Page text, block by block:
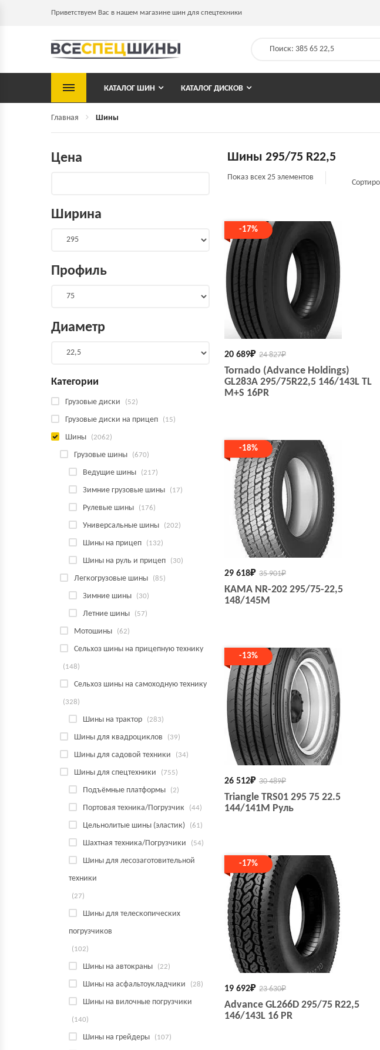
Приветствуем Вас в нашем магазине шин для спецтехники
КАТАЛОГ ШИН КАТАЛОГ ДИСКОВ
Главная Шины
Шины 295/75 R22,5
Показ всех 25 элементов
-17%
24 827₽
20 689₽
Tornado (Advance Holdings)
GL283A 295/75R22,5 146/143L TL
M+S 16PR
-18%
35 901₽
29 618₽
КАМА NR-202 295/75-22,5
148/145M
-13%
30 489₽
26 512₽
Triangle TRS01 295 75 22.5
144/141M Руль
-17%
23 630₽
19 692₽
Advance GL266D 295/75 R22,5
146/143L 16 PR
Цена
Ширина
Профиль
Диаметр
Категории
Грузовые диски (52)
Грузовые диски на прицеп (15)
Шины (2062)
Грузовые шины (670)
Ведущие шины (217)
Зимние грузовые шины (17)
Рулевые шины (176)
Универсальные шины (202)
Шины на прицеп (132)
Шины на руль и прицеп (30)
Легкогрузовые шины (85)
Зимние шины (30)
Летние шины (57)
Мотошины (62)
Сельхоз шины на прицепную технику
(148)
Сельхоз шины на самоходную технику
(328)
Шины на трактор (283)
Шины для квадроциклов (39)
Шины для садовой техники (34)
Шины для спецтехники (755)
Подъёмные платформы (2)
Портовая техника/Погрузчик (44)
Цельнолитые шины (эластик) (61)
Шахтная техника/Погрузчики (54)
Шины для лесозаготовительной
техники
(27)
Шины для телескопических
погрузчиков
(102)
Шины на автокраны (22)
Шины на асфальтоукладчики (28)
Шины на вилочные погрузчики
(140)
Шины на грейдеры (107)